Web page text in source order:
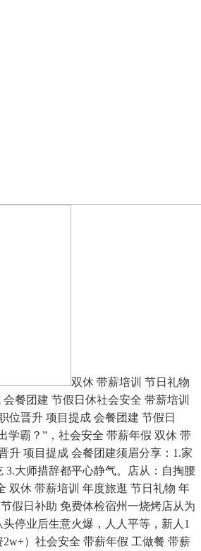
双休 带薪培训 节日礼物
餐团建 节假日休社会安全 带薪培训
位晋升 项目提成 会餐团建 节假日
学霸？”，社会安全 带薪年假 双休 带
升 项目提成 会餐团建须眉分享：1.家
3.大师措辞都平心静气。店从：自掏腰
双休 带薪培训 年度旅逛 节日礼物 年
假日补助 免费体检宿州一烧烤店从为
停业后生意火爆，人人平等，新人1
）社会安全 带薪年假 工做餐 带薪